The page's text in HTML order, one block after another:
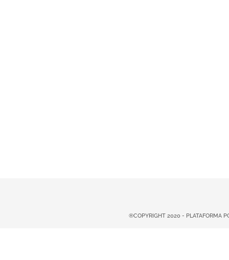
®COPYRIGHT 2020 - PLATAFORMA